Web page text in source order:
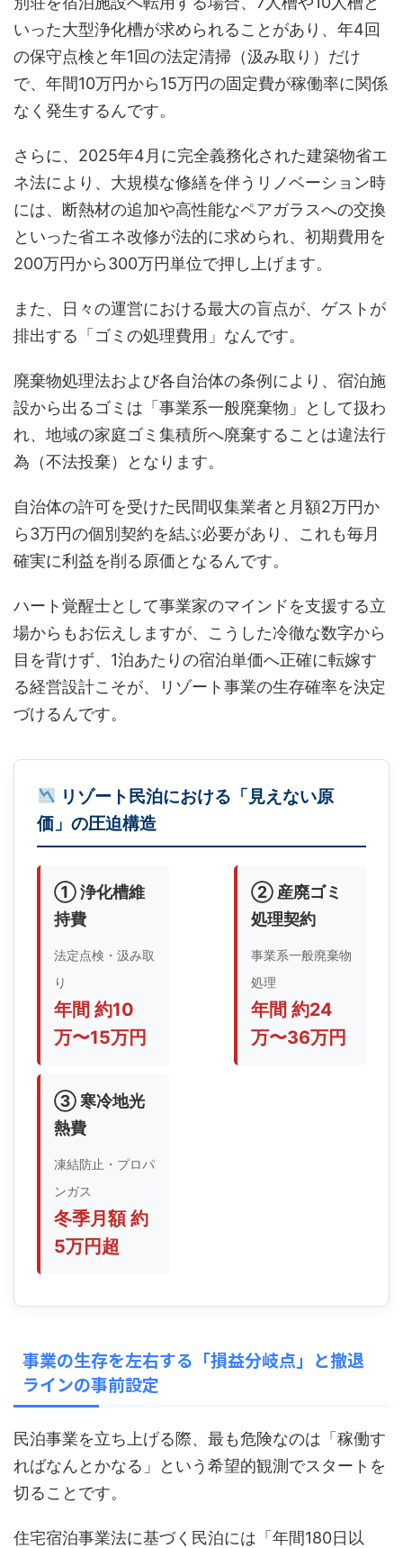
いった大型浄化槽が求められることがあり、年4回
の保守点検と年1回の法定清掃（汲み取り）だけ
で、年間10万円から15万円の固定費が稼働率に関係
なく発生するんです。
さらに、2025年4月に完全義務化された建築物省エ
ネ法により、大規模な修繕を伴うリノベーション時
には、断熱材の追加や高性能なペアガラスへの交換
といった省エネ改修が法的に求められ、初期費用を
200万円から300万円単位で押し上げます。
また、日々の運営における最大の盲点が、ゲストが
排出する「ゴミの処理費用」なんです。
廃棄物処理法および各自治体の条例により、宿泊施
設から出るゴミは「事業系一般廃棄物」として扱わ
れ、地域の家庭ゴミ集積所へ廃棄することは違法行
為（不法投棄）となります。
自治体の許可を受けた民間収集業者と月額2万円か
ら3万円の個別契約を結ぶ必要があり、これも毎月
確実に利益を削る原価となるんです。
ハート覚醒士として事業家のマインドを支援する立
場からもお伝えしますが、こうした冷徹な数字から
目を背けず、1泊あたりの宿泊単価へ正確に転嫁す
る経営設計こそが、リゾート事業の生存確率を決定
づけるんです。
リゾート民泊における「見えない原
価」の圧迫構造
① 浄化槽維
持費
法定点検・汲み取
り
年間 約10
万〜15万円
② 産廃ゴミ
処理契約
事業系一般廃棄物
処理
年間 約24
万〜36万円
③ 寒冷地光
熱費
凍結防止・プロパ
ンガス
冬季月額 約
5万円超
事業の生存を左右する「損益分岐点」と撤退
ラインの事前設定
民泊事業を立ち上げる際、最も危険なのは「稼働す
ればなんとかなる」という希望的観測でスタートを
切ることです。
住宅宿泊事業法に基づく民泊には「年間180日以